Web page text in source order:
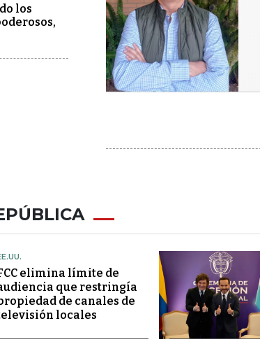
los
elimina límite de
que restringía
de canales de
locales